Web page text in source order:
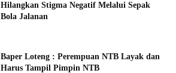
Hilangkan Stigma Negatif Melalui Sepak
Bola Jalanan
Baper Loteng : Perempuan NTB Layak dan
Harus Tampil Pimpin NTB